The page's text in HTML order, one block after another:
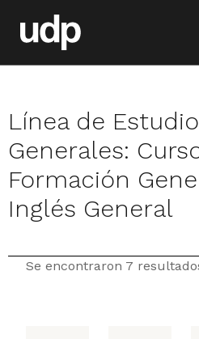
Línea de
Generales:
Formación
Inglés General
Se encontraron 7